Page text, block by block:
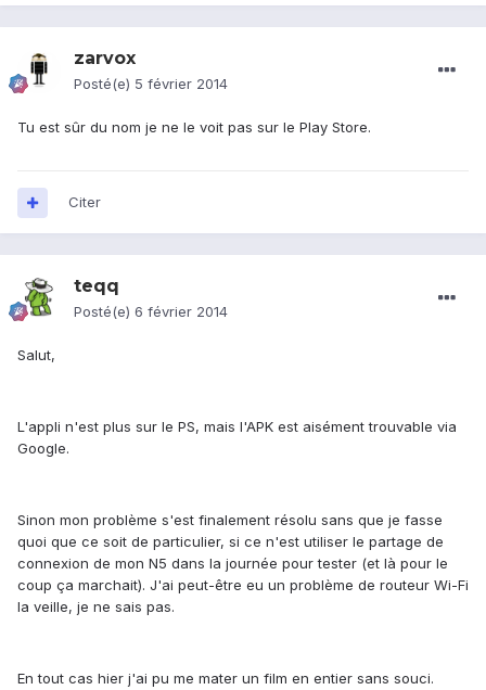
zarvox
Posté(e) 5 février 2014
Tu est sûr du nom je ne le voit pas sur le Play Store.
Citer
teqq
Posté(e) 6 février 2014
Salut,
L'appli n'est plus sur le PS, mais l'APK est aisément trouvable via
Google.
Sinon mon problème s'est finalement résolu sans que je fasse
quoi que ce soit de particulier, si ce n'est utiliser le partage de
connexion de mon N5 dans la journée pour tester (et là pour le
coup ça marchait). J'ai peut-être eu un problème de routeur Wi-Fi
la veille, je ne sais pas.
En tout cas hier j'ai pu me mater un film en entier sans souci.